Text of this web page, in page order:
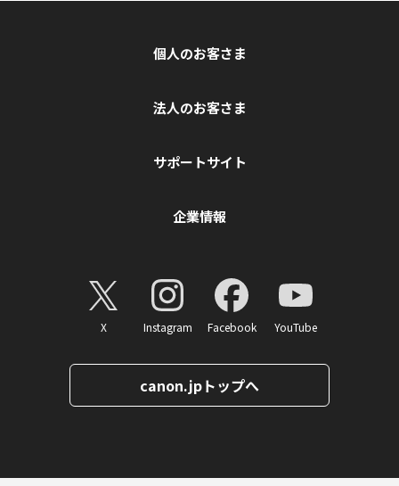
個人のお客さま
法人のお客さま
サポートサイト
企業情報
X Instagram Facebook YouTube
canon.jpトップへ